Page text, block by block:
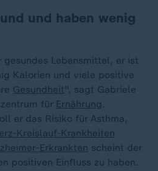
und haben wenig
Lebensmittel, er ist
Kalorien und viele positive
Gesundheit", sagt Gabriele
für Ernährung .
er das Risiko für Asthma,
Kreislauf-Krankheiten
Erkrankten scheint der
positiven Einfluss zu haben.